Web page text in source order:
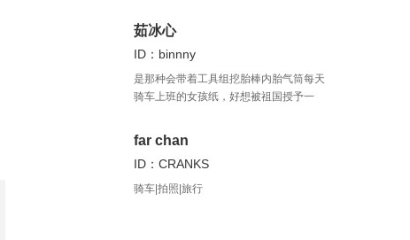
茹冰心
ID：binnny
是那种会带着工具组挖胎棒内胎气筒每天
骑车上班的女孩纸，好想被祖国授予一
个时常来不及更的公众号“刷街走啊
关注我。
far chan
ID：CRANKS
骑车|拍照|旅行